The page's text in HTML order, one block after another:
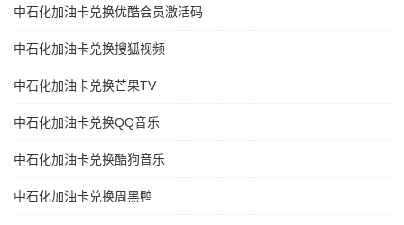
中石化加油卡兑换优酷会员激活码
中石化加油卡兑换搜狐视频
中石化加油卡兑换芒果TV
中石化加油卡兑换QQ音乐
中石化加油卡兑换酷狗音乐
中石化加油卡兑换周黑鸭